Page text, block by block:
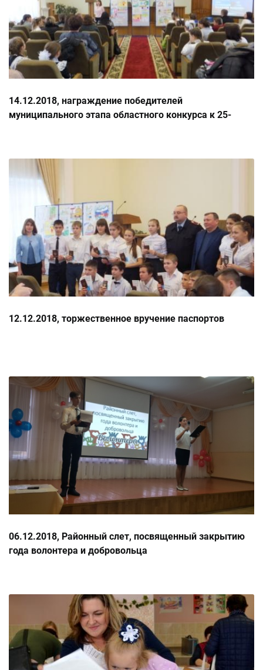
14.12.2018, награждение победителей
муниципального этапа областного конкурса к 25-
12.12.2018, торжественное вручение паспортов
06.12.2018, Районный слет, посвященный закрытию
года волонтера и добровольца